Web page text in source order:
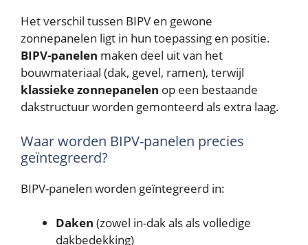
Het verschil tussen BIPV en gewone
zonnepanelen ligt in hun toepassing en positie.
BIPV-panelen maken deel uit van het
bouwmateriaal (dak, gevel, ramen), terwijl
klassieke zonnepanelen op een bestaande
dakstructuur worden gemonteerd als extra laag.
Waar worden BIPV-panelen precies
geïntegreerd?
BIPV-panelen worden geïntegreerd in:
Daken (zowel in-dak als als volledige
dakbedekking)